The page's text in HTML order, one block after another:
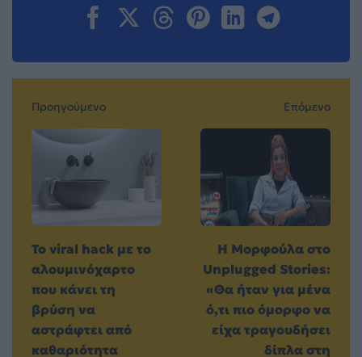
Προηγούμενο
Το viral hack με το
αλουμινόχαρτο
που κάνει τη
βρύση να
αστράφτει από
καθαριότητα
Επόμενο
Η Μορφούλα στο
Unplugged Stories:
«Θα ήταν για μένα
ό,τι πιο όμορφο να
είχα τραγουδήσει
δίπλα στη